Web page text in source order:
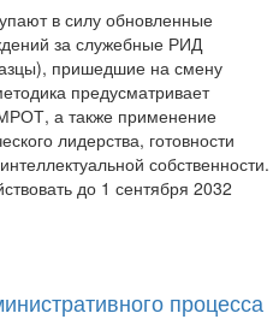
в силу обновленные
за служебные РИД
пришедшие на смену
предусматривает
а также применение
лидерства, готовности
собственности.
до 1 сентября 2032
процесса